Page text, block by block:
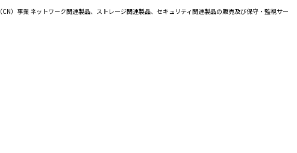
）事業 ネットワーク関連製品、ストレージ関連製品、セキュリティ関連製品の販売及び保守・監視サー